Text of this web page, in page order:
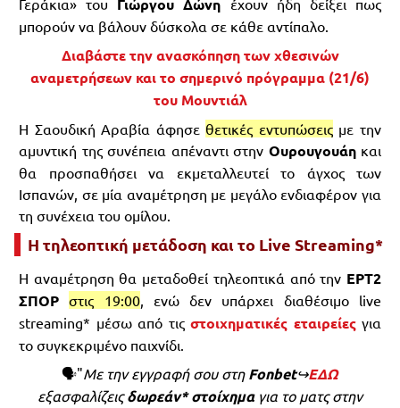
Γεράκια» του Γιώργου Δώνη έχουν ήδη δείξει πως
μπορούν να βάλουν δύσκολα σε κάθε αντίπαλο.
Διαβάστε την ανασκόπηση των χθεσινών
αναμετρήσεων και το σημερινό πρόγραμμα (21/6)
του Μουντιάλ
Η Σαουδική Αραβία άφησεθετικές εντυπώσειςμε την
αμυντική της συνέπεια απέναντι στην Ουρουγουάηκαι
θα προσπαθήσει να εκμεταλλευτεί το άγχος των
Ισπανών, σε μία αναμέτρηση με μεγάλο ενδιαφέρον για
τη συνέχεια του ομίλου.
Η τηλεοπτική μετάδοση και το Live Streaming*
Η αναμέτρηση θα μεταδοθεί τηλεοπτικά από την ΕΡΤ2
ΣΠΟΡ στις 19:00, ενώ δεν υπάρχει διαθέσιμο live
streaming* μέσω από τις στοιχηματικές εταιρείεςγια
το συγκεκριμένο παιχνίδι.
🗣"Με την εγγραφή σου στη Fonbet↪️ΕΔΩ
εξασφαλίζειςδωρεάν* στοίχημαγια το ματς στην